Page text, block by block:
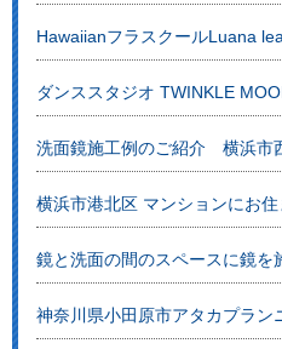
HawaiianフラスクールLuana
ダンススタジオ TWINKLE
洗面鏡施工例のご紹介 横浜市
横浜市港北区 マンションにお
鏡と洗面の間のスペースに鏡を
神奈川県小田原市アタカプラン